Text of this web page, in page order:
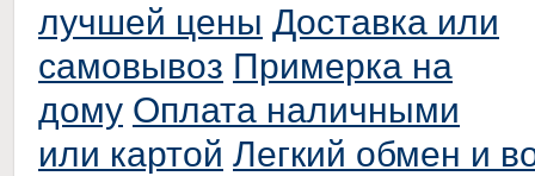
лучшей цены Доставка или
самовывоз Примерка на
дому Оплата наличными
или картой Легкий обмен и